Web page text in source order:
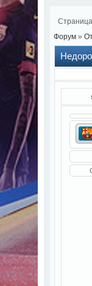
Страница
Форум »